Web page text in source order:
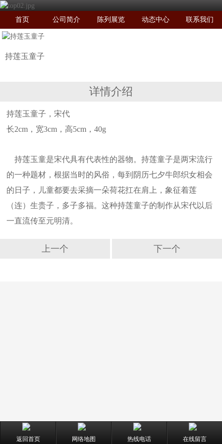
首页 公司简介 陈列展览 动态中心 联系我们
持莲玉童子
详情介绍
持莲玉童子，宋代
长2cm，宽3cm，高5cm，40g
持莲玉童是宋代具有代表性的器物。持莲童子是两宋流行
的一种题材，根据当时的风俗，每到阴历七夕牛郎织女相会
的日子，儿童都要去采摘一朵荷花扛在肩上，象征着莲
（连）生贵子，多子多福。这种持莲童子的制作从宋代以后
一直流传至元明清。
上一个 下一个
返回首页 网络地图 热线电话 在线留言